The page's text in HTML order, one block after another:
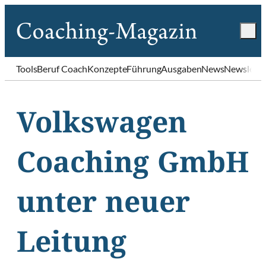
ToolsBeruf CoachKonzepteFührungAusgabenNews
Volkswagen
Coaching GmbH
unter neuer
Leitung